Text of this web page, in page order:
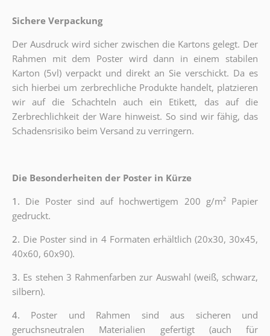
Sichere Verpackung
Der Ausdruck wird sicher zwischen die Kartons gelegt. Der
Rahmen mit dem Poster wird dann in einem stabilen
Karton (5vl) verpackt und direkt an Sie verschickt. Da es
sich hierbei um zerbrechliche Produkte handelt, platzieren
wir auf die Schachteln auch ein Etikett, das auf die
Zerbrechlichkeit der Ware hinweist. So sind wir fähig, das
Schadensrisiko beim Versand zu verringern.
Die Besonderheiten der Poster in Kürze
1. Die Poster sind auf hochwertigem 200 g/m² Papier
gedruckt.
2. Die Poster sind in 4 Formaten erhältlich (20x30, 30x45,
40x60, 60x90).
3. Es stehen 3 Rahmenfarben zur Auswahl (weiß, schwarz,
silbern).
4. Poster und Rahmen sind aus sicheren und
geruchsneutralen Materialien gefertigt (auch für